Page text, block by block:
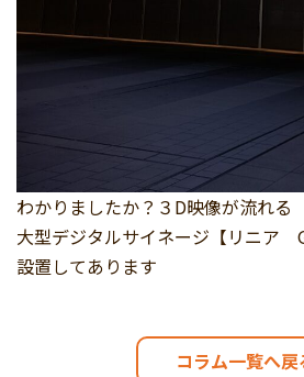
わかりましたか？３D映像が流れる
大型デジタルサイネージ【リニア
設置してあります
コラム一覧へ戻